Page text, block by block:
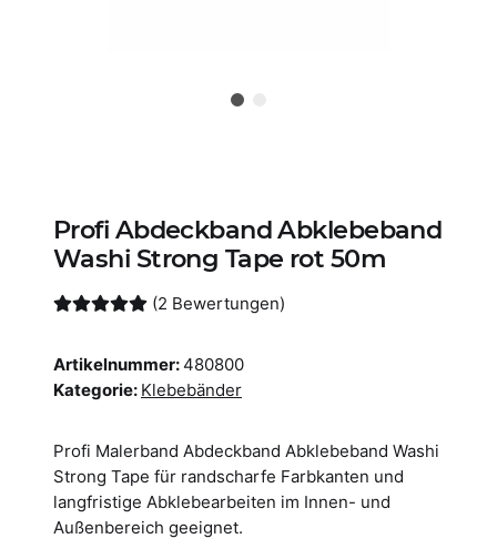
Profi Abdeckband Abklebeband
Washi Strong Tape rot 50m
(2 Bewertungen)
Artikelnummer:480800
Kategorie: Klebebänder
Profi Malerband Abdeckband Abklebeband Washi
Strong Tape für randscharfe Farbkanten und
langfristige Abklebearbeiten im Innen- und
Außenbereich geeignet.